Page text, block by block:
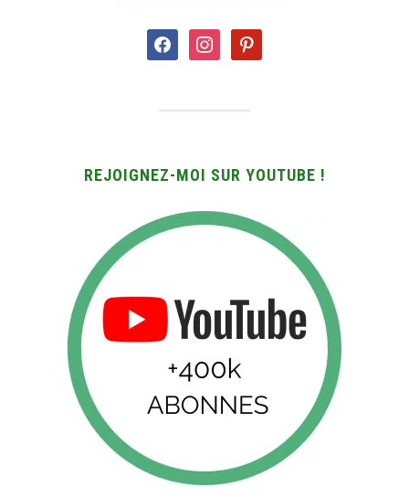
facebookinstagrampinterest
REJOIGNEZ-MOI SUR YOUTUBE !